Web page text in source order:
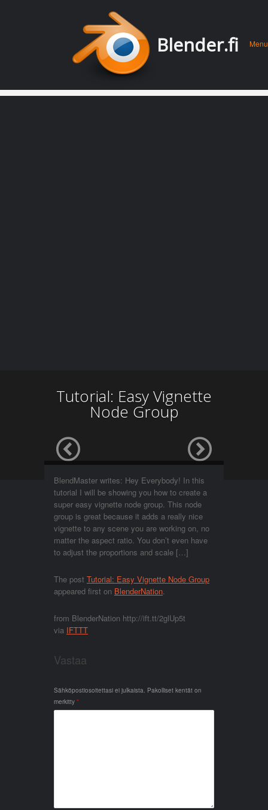
Blender.fi Menu
Tutorial: Easy Vignette
Node Group
BlendMaster writes: Hey Everybody! In this
tutorial I will be showing you how to create a
super easy vignette node group. This node
group is great because it adds a really nice
vignette to any scene you are working on, no
matter the aspect ratio. You don’t even have
to adjust the proportions and scale […]
The post Tutorial: Easy Vignette Node Group
appeared first on BlenderNation.
from BlenderNation http://ift.tt/2glUp5t
via IFTTT
Vastaa
Sähköpostiosoitettasi ei julkaista. Pakolliset kentät on
merkitty *